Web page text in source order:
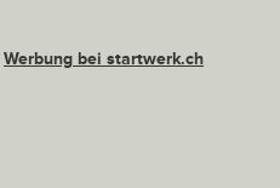
Werbung bei startwerk.ch